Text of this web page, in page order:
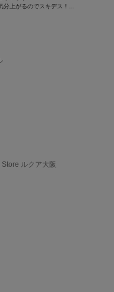
分上がるのでスキデス！
ルクア大阪